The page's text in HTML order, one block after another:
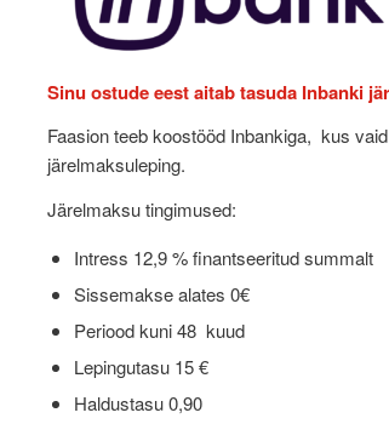
Sinu ostude eest aitab tasuda Inbanki
Faasion teeb koostööd Inbankiga, kus
järelmaksuleping.
Järelmaksu tingimused:
Intress 12,9 % finantseeritud summalt
Sissemakse alates 0€
Periood kuni 48 kuud
Lepingutasu 15 €
Haldustasu 0,90